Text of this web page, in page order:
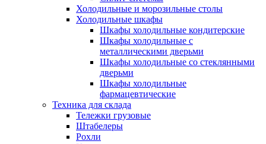
Холодильные и морозильные столы
Холодильные шкафы
Шкафы холодильные кондитерские
Шкафы холодильные с
металлическими дверьми
Шкафы холодильные со стеклянными
дверьми
Шкафы холодильные
фармацевтические
Техника для склада
Тележки грузовые
Штабелеры
Рохли